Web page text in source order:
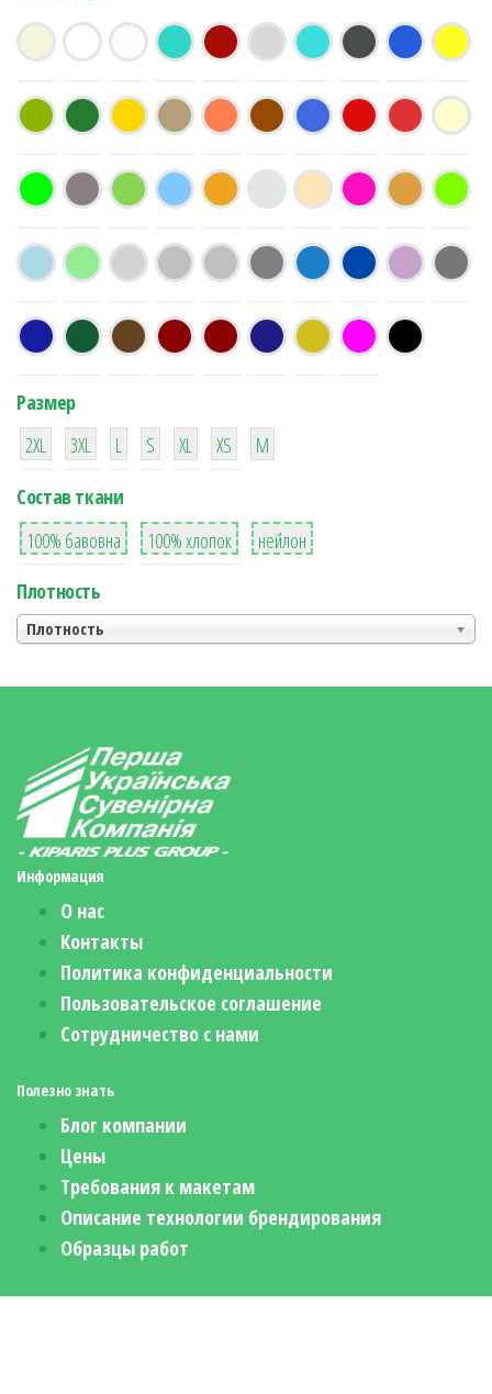
Размер
38
2XL
16
3XL
42
L
42
S
42
XL XS
М
Состав ткани
8
100% бавовна
36
100% хлопок
2
нейлон
Плотность
Плотность
Информация
О нас
Контакты
Политика конфиденциальности
Пользовательское соглашение
Сотрудничество с нами
Полезно знать
Блог компании
Цены
Требования к макетам
Описание технологии брендирования
Образцы работ